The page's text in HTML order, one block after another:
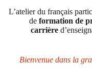
L’atelier du français
de formation de
carrière
Bienvenue dans la